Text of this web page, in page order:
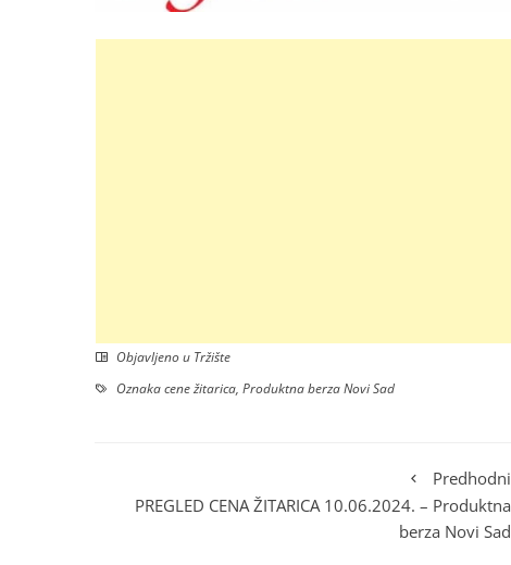
Objavljeno u Tržište
Oznakacene žitarica, Produktna berza Novi Sad
Predhodni
PREGLED CENA ŽITARICA 10.06.2024. – Produktna
berza Novi Sad